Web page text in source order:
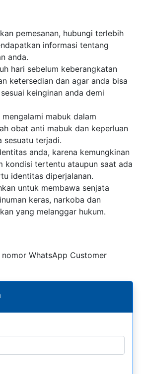
pemesanan, hubungi terlebih
informasi tentang
anda.
hari sebelum keberangkatan
ketersedian dan agar anda bisa
keinginan anda demi
mabuk dalam
obat anti mabuk dan keperluan
sesuatu terjadi.
anda, karena kemungkinan
kondisi tertentu ataupun saat ada
identitas diperjalanan.
untuk membawa senjata
keras, narkoba dan
yang melanggar hukum.
WhatsApp Customer